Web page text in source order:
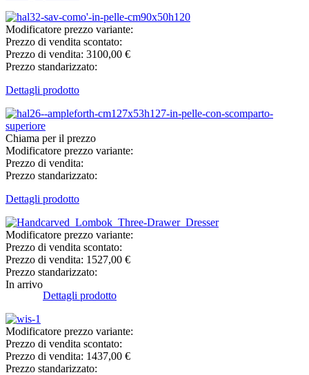
Modificatore prezzo variante:
Prezzo di vendita scontato:
Prezzo di vendita: 3100,00 €
Prezzo standarizzato:
Dettagli prodotto
Chiama per il prezzo
Modificatore prezzo variante:
Prezzo di vendita:
Prezzo standarizzato:
Dettagli prodotto
Modificatore prezzo variante:
Prezzo di vendita scontato:
Prezzo di vendita: 1527,00 €
Prezzo standarizzato:
In arrivo
Dettagli prodotto
Modificatore prezzo variante:
Prezzo di vendita scontato:
Prezzo di vendita: 1437,00 €
Prezzo standarizzato: